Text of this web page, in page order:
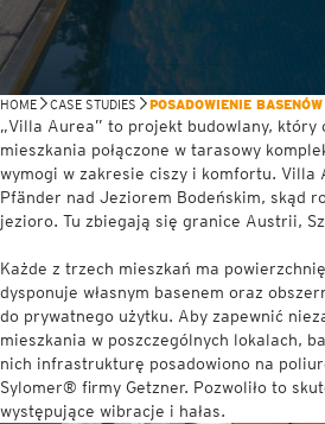
HOME
CASE STUDIES POSADOWIENIE
„Villa Aurea” to projekt budowlany, który
mieszkania połączone w tarasowy
wymogi w zakresie ciszy i komfortu. Villa
Pfänder nad Jeziorem Bodeńskim, skąd
jezioro. Tu zbiegają się granice Austrii,
Każde z trzech mieszkań ma
dysponuje własnym basenem oraz
do prywatnego użytku. Aby zapewnić
mieszkania w poszczególnych lokalach,
nich infrastrukturę posadowiono na
Sylomer® firmy Getzner. Pozwoliło to
występujące wibracje i hałas.